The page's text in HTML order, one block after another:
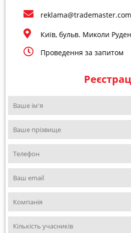
Київ, бульв. Миколи
Проведення за запитом